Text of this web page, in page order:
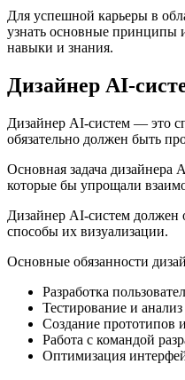
Для успешной карьеры в
узнать основные принципы
навыки и знания.
Дизайнер AI-
Дизайнер AI-систем — это
обязательно должен быть
Основная задача дизайнера
которые бы упрощали
Дизайнер AI-систем должен
способы их визуализации.
Основные обязанности
Разработка
Тестирование и
Создание прототипов
Работа с командой
Оптимизация